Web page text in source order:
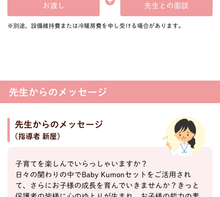
お渡し 先生との面談
※別途、設備維持費または冷暖房費を申し受ける場合があります。
先生からのメッセージ
先生からのメッセージ
(指導者 新屋)
子育てを楽しんでいらっしゃいますか？
日々の関わりの中でBaby Kumonセットをご活用され
て、さらにお子様の成長を育んでいきませんか？きっと